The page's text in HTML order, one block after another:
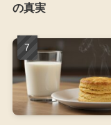
の真実